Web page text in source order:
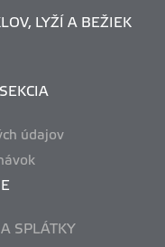
LYŽÍ A BEŽIEK
údajov
SPLÁTKY